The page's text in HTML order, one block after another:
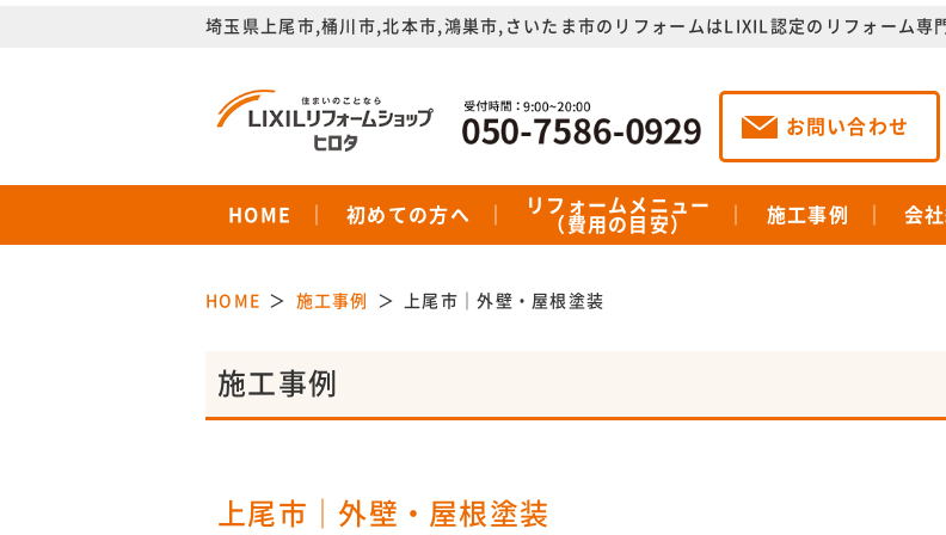
埼玉県上尾市,桶川市,北本市,鴻巣市,さいたま市のリフォームはLIXIL認定のリフォーム専
お問い合わせ
HOME 初めての方へ
リフォームメニュー
（費用の目安）
施工事例 会
HOME 施工事例 上尾市｜外壁・屋根塗装
施工事例
上尾市｜外壁・屋根塗装